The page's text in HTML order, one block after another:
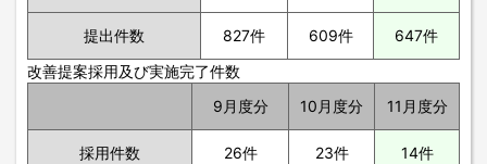
提出件数 827件 609件
647件
改善提案採用及び実施完了件数
9月度分
10月度分 11月度分
採用件数 26件 23件 14件